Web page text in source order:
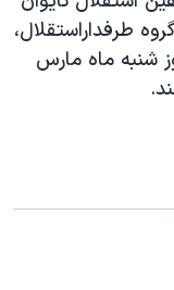
طرفداراستقلال،
شنبه ماه مارس